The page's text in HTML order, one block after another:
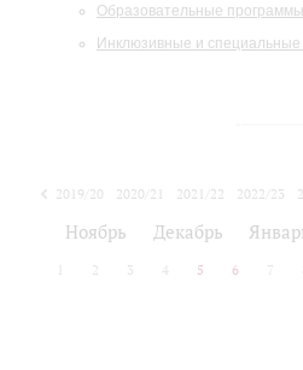
Образовательные программы
Инклюзивные и специальные
2019/20 2020/21 2021/22 2022/23
Ноябрь Декабрь
2 3 4 5 6 7